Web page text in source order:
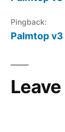
Pingback:
Palmtop